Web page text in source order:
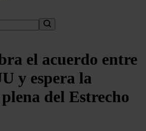
el acuerdo entre
y espera la
del Estrecho